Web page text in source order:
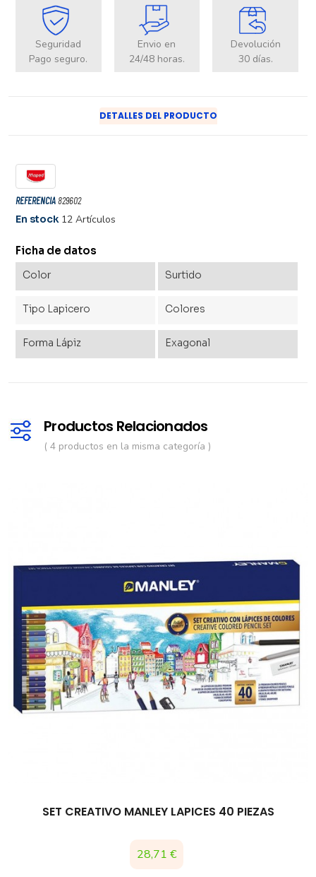
Seguridad
Pago seguro.
Envio en
24/48 horas.
Devolución
30 días.
DETALLES DEL PRODUCTO
REFERENCIA 829602
En stock 12 Artículos
Ficha de datos
Color Surtido
Tipo Lapicero Colores
Forma Lápiz Exagonal
Productos Relacionados
( 4 productos en la misma categoría )
SET CREATIVO MANLEY LAPICES 40 PIEZAS
Precio
28,71 €